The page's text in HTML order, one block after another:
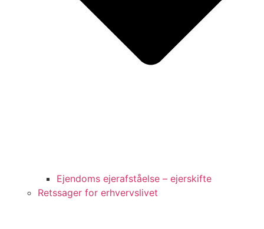
Ejendoms ejerafståelse – ejerskifte
Retssager for erhvervslivet